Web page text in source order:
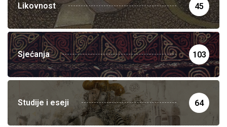
Likovnost 45
Sjećanja 103
Studije i eseji 64